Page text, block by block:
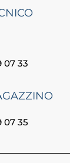
07 33
07 35